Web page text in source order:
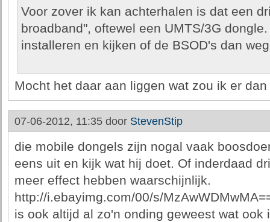
Voor zover ik kan achterhalen is dat een
broadband", oftewel een UMTS/3G
installeren en kijken of de BSOD's dan
Mocht het daar aan liggen wat zou ik er
07-06-2012, 11:35 door StevenStip
die mobile dongels zijn nogal vaak
eens uit en kijk wat hij doet. Of inderdaad
meer effect hebben waarschijnlijk.
http://i.ebayimg.com/00/s/
is ook altijd al zo'n onding geweest wat ook